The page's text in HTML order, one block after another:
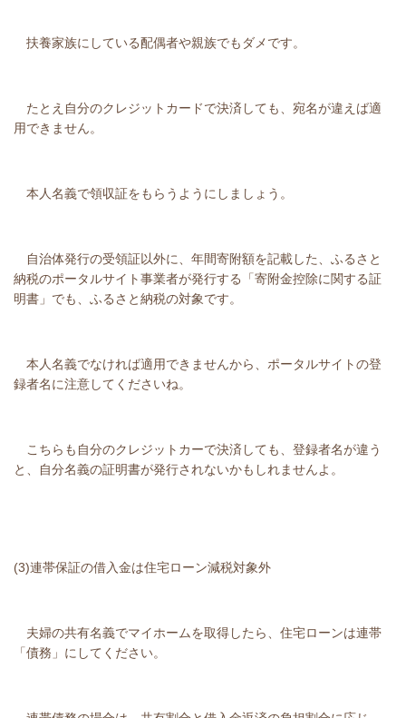
扶養家族にしている配偶者や親族でもダメです。
たとえ自分のクレジットカードで決済しても、宛名が違えば適
用できません。
本人名義で領収証をもらうようにしましょう。
自治体発行の受領証以外に、年間寄附額を記載した、ふるさと
納税のポータルサイト事業者が発行する「寄附金控除に関する証
明書」でも、ふるさと納税の対象です。
本人名義でなければ適用できませんから、ポータルサイトの登
録者名に注意してくださいね。
こちらも自分のクレジットカーで決済しても、登録者名が違う
と、自分名義の証明書が発行されないかもしれませんよ。
(3)連帯保証の借入金は住宅ローン減税対象外
夫婦の共有名義でマイホームを取得したら、住宅ローンは連帯
「債務」にしてください。